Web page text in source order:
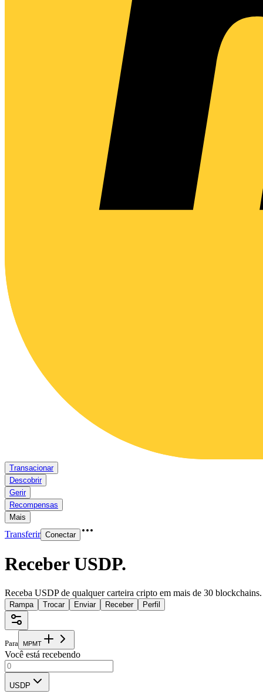
Transacionar
Descobrir
Gerir
Recompensas
Mais
Transferir Conectar
Receber USDP.
Receba USDP de qualquer carteira cripto em mais de 30 blockchains.
Rampa Trocar Enviar Receber Perfil
Para MPMT
Você está recebendo
USDP